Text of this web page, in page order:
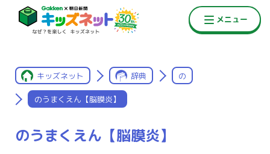
キッズネット 辞典 の
のうまくえん【脳膜炎】
のうまくえん【脳膜炎】